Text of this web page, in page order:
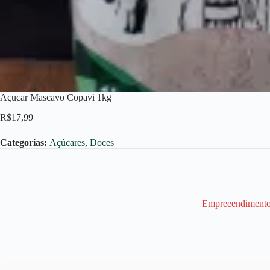
Açucar Mascavo Copavi 1kg
R$17,99
Categorias: Açúcares, Doces